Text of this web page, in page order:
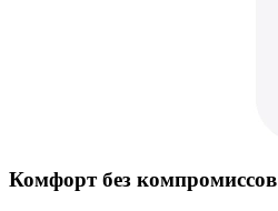
Комфорт без компромиссов